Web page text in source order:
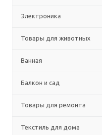
Электроника
Товары для животных
Ванная
Балкон и сад
Товары для ремонта
Текстиль для дома